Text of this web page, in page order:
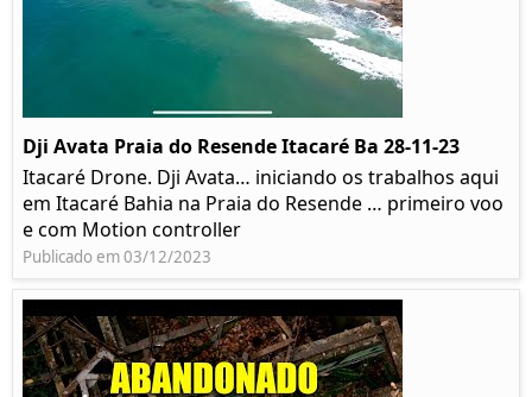
Dji Avata Praia do Resende Itacaré Ba 28-11-23
Itacaré Drone. Dji Avata… iniciando os trabalhos aqui
em Itacaré Bahia na Praia do Resende … primeiro voo
e com Motion controller
Publicado em 03/12/2023